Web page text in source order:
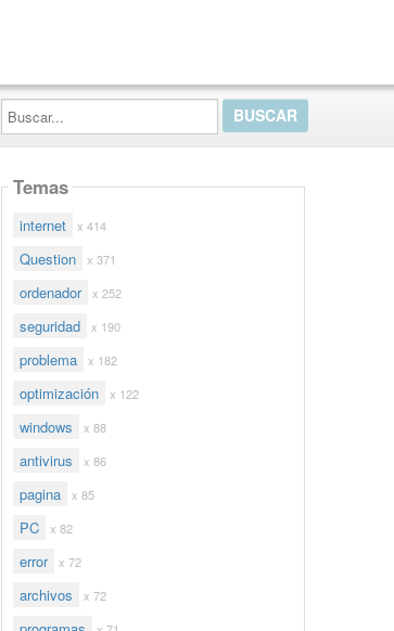
Buscar...
Temas
internet x 414
Question x 371
ordenador x 252
seguridad x 190
problema x 182
optimización x 122
windows x 88
antivirus x 86
pagina x 85
PC x 82
error x 72
archivos x 72